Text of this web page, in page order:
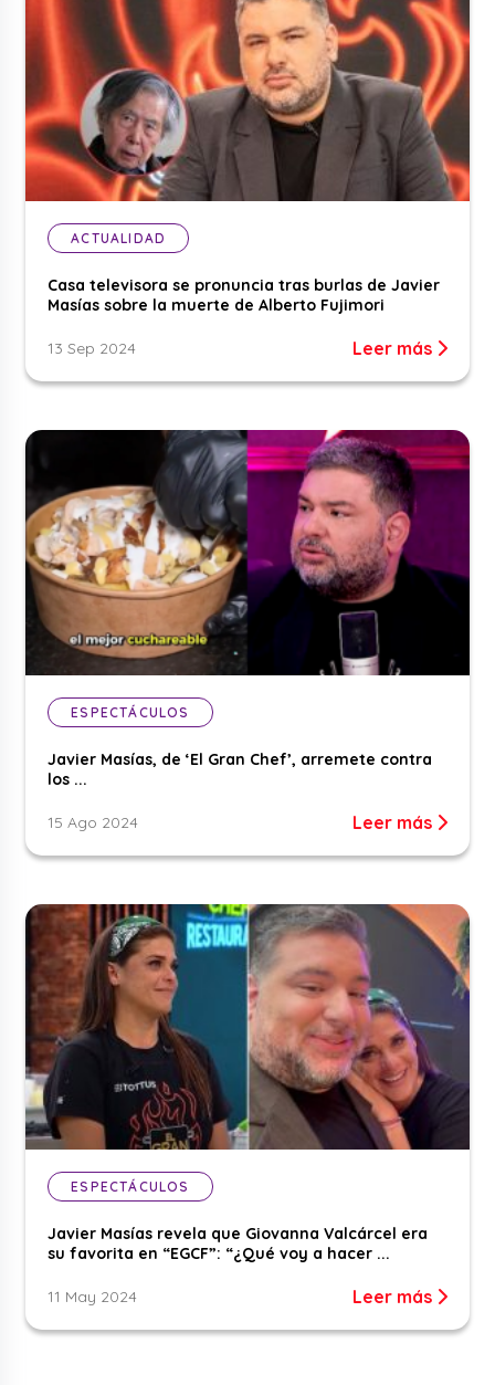
ACTUALIDAD
Casa televisora se pronuncia tras burlas de Javier
Masías sobre la muerte de Alberto Fujimori
13 Sep 2024 Leer más
ESPECTÁCULOS
Javier Masías, de ‘El Gran Chef’, arremete contra
los ...
15 Ago 2024 Leer más
ESPECTÁCULOS
Javier Masías revela que Giovanna Valcárcel era
su favorita en “EGCF”: “¿Qué voy a hacer ...
11 May 2024 Leer más